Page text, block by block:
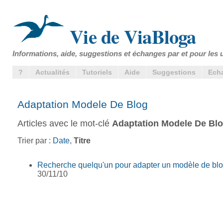
Vie de ViaBloga
Informations, aide, suggestions et échanges par et pour les
? Actualités Tutoriels Aide Suggestions
Adaptation Modele De Blog
Articles avec le mot-clé Adaptation Modele De
Trier par : Date, Titre
Recherche quelqu'un pour adapter un modèle de
30/11/10